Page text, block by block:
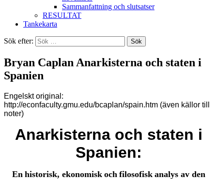
Sammanfattning och slutsatser
RESULTAT
Tankekarta
Sök efter:
Bryan Caplan Anarkisterna och staten i
Spanien
Engelskt original:
http://econfaculty.gmu.edu/bcaplan/spain.htm (även källor till
noter)
Anarkisterna och staten i
Spanien:
En historisk, ekonomisk och filosofisk analys avden